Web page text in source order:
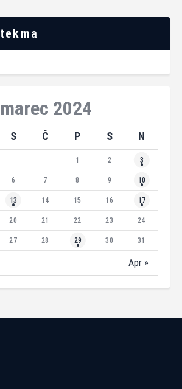
marec 2024
S Č P S N
Apr »
1 2 3
6 7 8 9 10
13 14 15 16 17
20 21 22 23 24
27 28 29 30 31